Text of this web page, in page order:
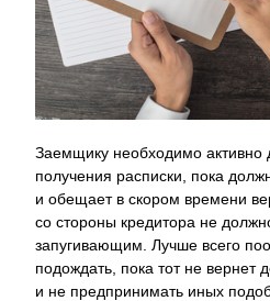
Заемщику необходимо активно
получения расписки, пока
и обещает в скором времени
со стороны кредитора не
запугивающим. Лучше всего
подождать, пока тот не вернет
и не предпринимать иных